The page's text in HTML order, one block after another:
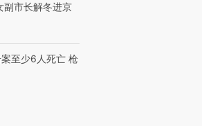
副市长解冬进京
至少6人死亡 枪